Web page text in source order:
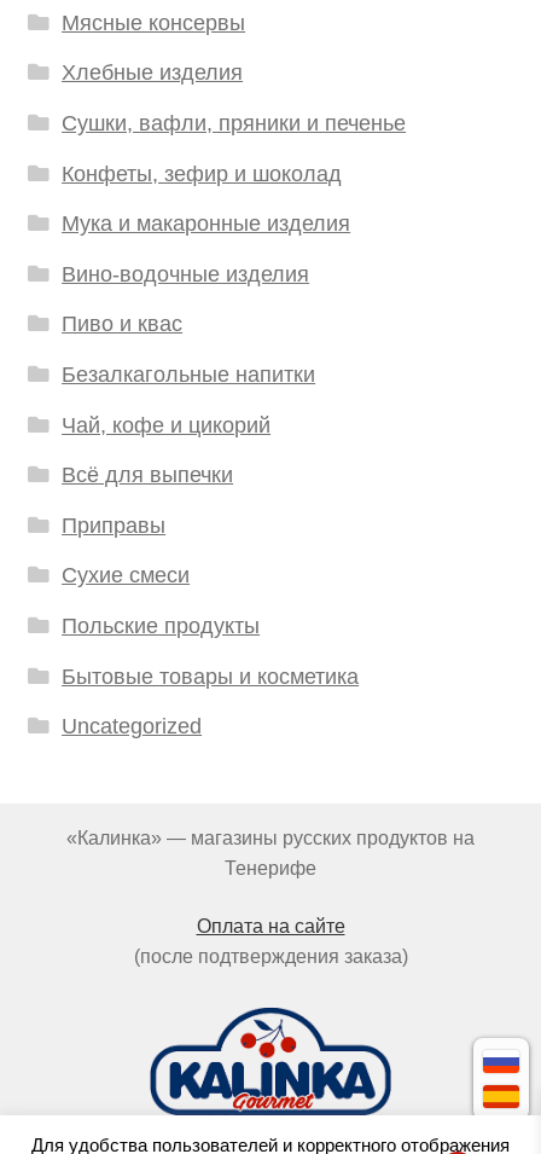
Мясные консервы
Хлебные изделия
Сушки, вафли, пряники и печенье
Конфеты, зефир и шоколад
Мука и макаронные изделия
Вино-водочные изделия
Пиво и квас
Безалкагольные напитки
Чай, кофе и цикорий
Всё для выпечки
Приправы
Сухие смеси
Польские продукты
Бытовые товары и косметика
Uncategorized
«Калинка» — магазины русских продуктов на
Тенерифе
Оплата на сайте
(после подтверждения заказа)
Для удобства пользователей и корректного отображения